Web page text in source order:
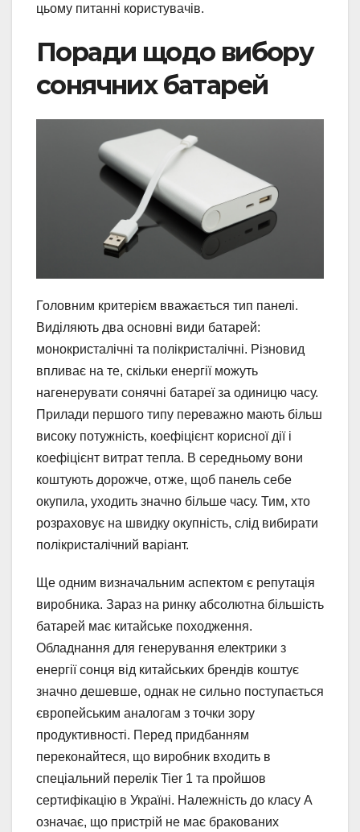
цьому питанні користувачів.
Поради щодо вибору
сонячних батарей
Головним критерієм вважається тип панелі.
Виділяють два основні види батарей:
монокристалічні та полікристалічні. Різновид
впливає на те, скільки енергії можуть
нагенерувати сонячні батареї за одиницю часу.
Прилади першого типу переважно мають більш
високу потужність, коефіцієнт корисної дії і
коефіцієнт витрат тепла. В середньому вони
коштують дорожче, отже, щоб панель себе
окупила, уходить значно більше часу. Тим, хто
розраховує на швидку окупність, слід вибирати
полікристалічний варіант.
Ще одним визначальним аспектом є репутація
виробника. Зараз на ринку абсолютна більшість
батарей має китайське походження.
Обладнання для генерування електрики з
енергії сонця від китайських брендів коштує
значно дешевше, однак не сильно поступається
європейським аналогам з точки зору
продуктивності. Перед придбанням
переконайтеся, що виробник входить в
спеціальний перелік Tier 1 та пройшов
сертифікацію в Україні. Належність до класу А
означає, що пристрій не має бракованих